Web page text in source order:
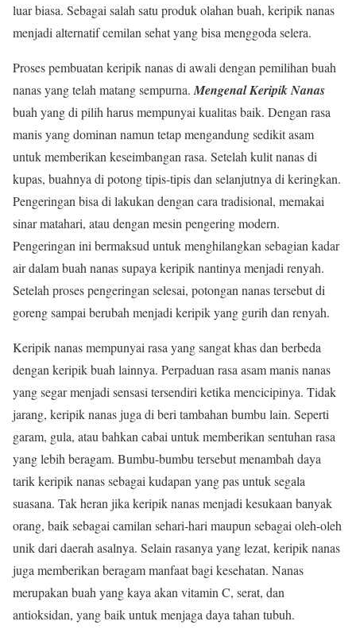
luar biasa. Sebagai salah satu produk olahan buah, keripik nanas
menjadi alternatif cemilan sehat yang bisa menggoda selera.
Proses pembuatan keripik nanas di awali dengan pemilihan buah
nanas yang telah matang sempurna. Mengenal Keripik Nanas
buah yang di pilih harus mempunyai kualitas baik. Dengan rasa
manis yang dominan namun tetap mengandung sedikit asam
untuk memberikan keseimbangan rasa. Setelah kulit nanas di
kupas, buahnya di potong tipis-tipis dan selanjutnya di keringkan.
Pengeringan bisa di lakukan dengan cara tradisional, memakai
sinar matahari, atau dengan mesin pengering modern.
Pengeringan ini bermaksud untuk menghilangkan sebagian kadar
air dalam buah nanas supaya keripik nantinya menjadi renyah.
Setelah proses pengeringan selesai, potongan nanas tersebut di
goreng sampai berubah menjadi keripik yang gurih dan renyah.
Keripik nanas mempunyai rasa yang sangat khas dan berbeda
dengan keripik buah lainnya. Perpaduan rasa asam manis nanas
yang segar menjadi sensasi tersendiri ketika mencicipinya. Tidak
jarang, keripik nanas juga di beri tambahan bumbu lain. Seperti
garam, gula, atau bahkan cabai untuk memberikan sentuhan rasa
yang lebih beragam. Bumbu-bumbu tersebut menambah daya
tarik keripik nanas sebagai kudapan yang pas untuk segala
suasana. Tak heran jika keripik nanas menjadi kesukaan banyak
orang, baik sebagai camilan sehari-hari maupun sebagai oleh-oleh
unik dari daerah asalnya. Selain rasanya yang lezat, keripik nanas
juga memberikan beragam manfaat bagi kesehatan. Nanas
merupakan buah yang kaya akan vitamin C, serat, dan
antioksidan, yang baik untuk menjaga daya tahan tubuh.